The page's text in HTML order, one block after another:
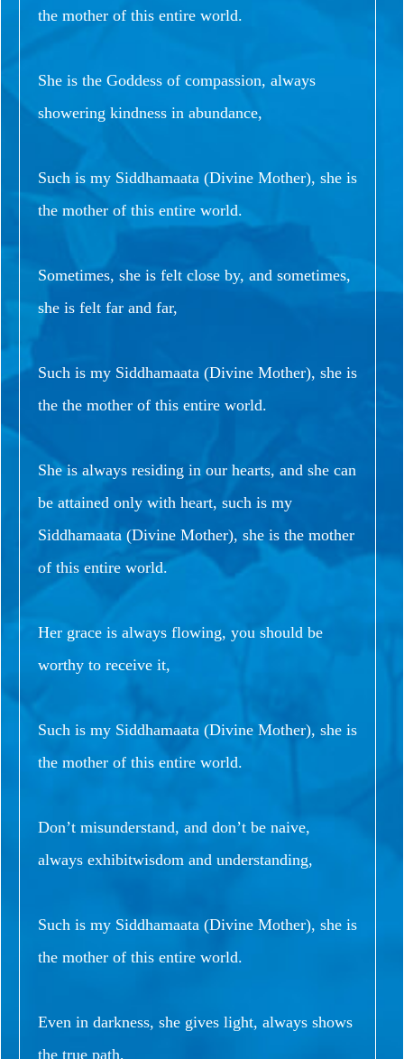
the mother of this entire world.
She is the Goddess of compassion, always
showering kindness in abundance,
Such is my Siddhamaata (Divine Mother), she is
the mother of this entire world.
Sometimes, she is felt close by, and sometimes,
she is felt far and far,
Such is my Siddhamaata (Divine Mother), she is
the the mother of this entire world.
She is always residing in our hearts, and she can
be attained only with heart, such is my
Siddhamaata (Divine Mother), she is the mother
of this entire world.
Her grace is always flowing, you should be
worthy to receive it,
Such is my Siddhamaata (Divine Mother), she is
the mother of this entire world.
Don’t misunderstand, and don’t be naive,
always exhibitwisdom and understanding,
Such is my Siddhamaata (Divine Mother), she is
the mother of this entire world.
Even in darkness, she gives light, always shows
the true path,